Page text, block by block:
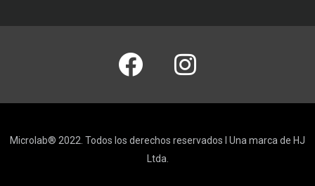
Microlab® 2022. Todos los derechos reservados I Una marca de HJ
Ltda.